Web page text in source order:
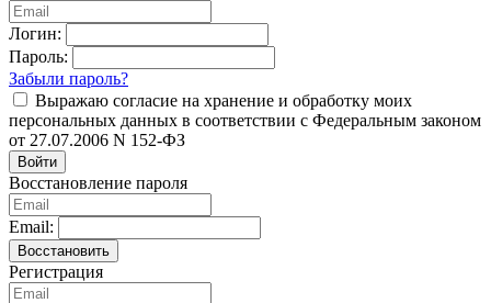
Логин:
Пароль:
Забыли пароль?
Выражаю согласие на хранение и обработку моих
персональных данных в соответствии с Федеральным законом
от 27.07.2006 N 152-ФЗ
Войти
Восстановление пароля
Email:
Восстановить
Регистрация